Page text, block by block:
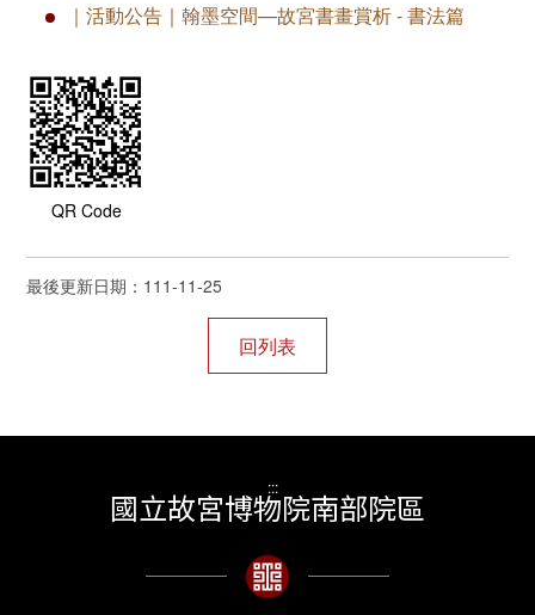
｜活動公告｜翰墨空間—故宮書畫賞析 - 書法篇
QR Code
最後更新日期：111-11-25
:::
國立故宮博物院南部院區